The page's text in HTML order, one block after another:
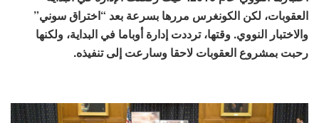
العقوبات، لكن الكونغرس مررها بسرعة بعد “اختراق سوني”
والاختبار النووي. وقتها، ترددت إدارة أوباما في البداية، ولكنها
رحبت بمشروع العقوبات لاحقا وسارعت إلى تنفيذه.